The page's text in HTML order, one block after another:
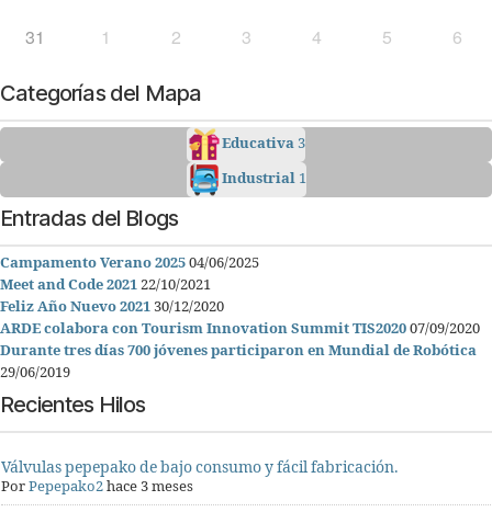
31 1 2 3 4 5 6
Categorías del Mapa
Educativa3
Industrial 1
Entradas del Blogs
Campamento Verano 202504/06/2025
Meet and Code 202122/10/2021
Feliz Año Nuevo 202130/12/2020
ARDE colabora con Tourism Innovation Summit TIS202007/09/2020
Durante tres días 700 jóvenes participaron en Mundial de Robótica
29/06/2019
Recientes Hilos
Válvulas pepepako de bajo consumo y fácil fabricación.
PorPepepako2hace 3 meses